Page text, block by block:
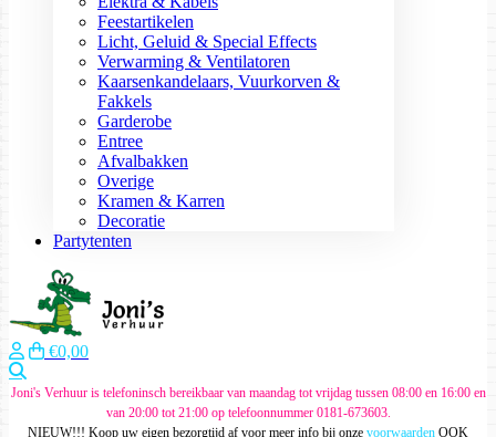
Feestartikelen
Licht, Geluid & Special Effects
Verwarming & Ventilatoren
Kaarsenkandelaars, Vuurkorven &
Fakkels
Garderobe
Entree
Afvalbakken
Overige
Kramen & Karren
Decoratie
Partytenten
€0,00
Joni's Verhuur is telefoninsch bereikbaar van maandag tot vrijdag tussen 08:00 en 16:00 en
van 20:00 tot 21:00 op telefoonnummer 0181-673603.
NIEUW!!! Koop uw eigen bezorgtijd af voor meer info bij onze voorwaarden OOK